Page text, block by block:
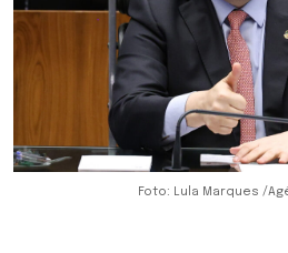
Foto: Lula Marques /